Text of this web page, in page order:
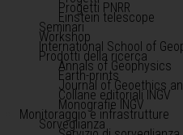
Progetti PNRR
Einstein telescope
Seminari
Workshop
International School of
Prodotti della ricerca
Annals of Geophysics
Earth-prints
Journal of Geoethics
Collane editoriali INGV
Monografie INGV
Monitoraggio e infrastrutture
Sorveglianza